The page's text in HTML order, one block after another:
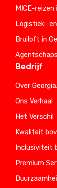
MICE-reizen
Logistiek-
Bruiloft in
Bedrijf
Over
Ons Verhaal
Het Verschil
Kwaliteit
Inclusiviteit
Premium